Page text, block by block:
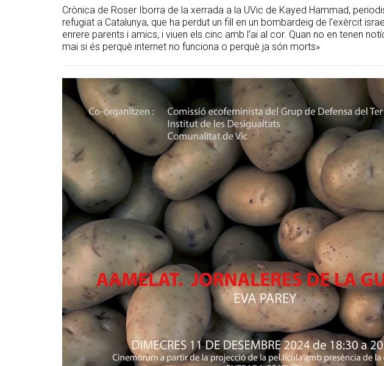
Crònica de Roser Iborra de la xerrada a la UVic de Kayed Hammad,
refugiat a Catalunya, que ha perdut un fill en un bombardeig de l'exèrcit
enrere parents i amics, i viuen els cinc amb l’ai al cor. Quan no en tenen
mai si és perquè internet no funciona o perquè ja són morts»